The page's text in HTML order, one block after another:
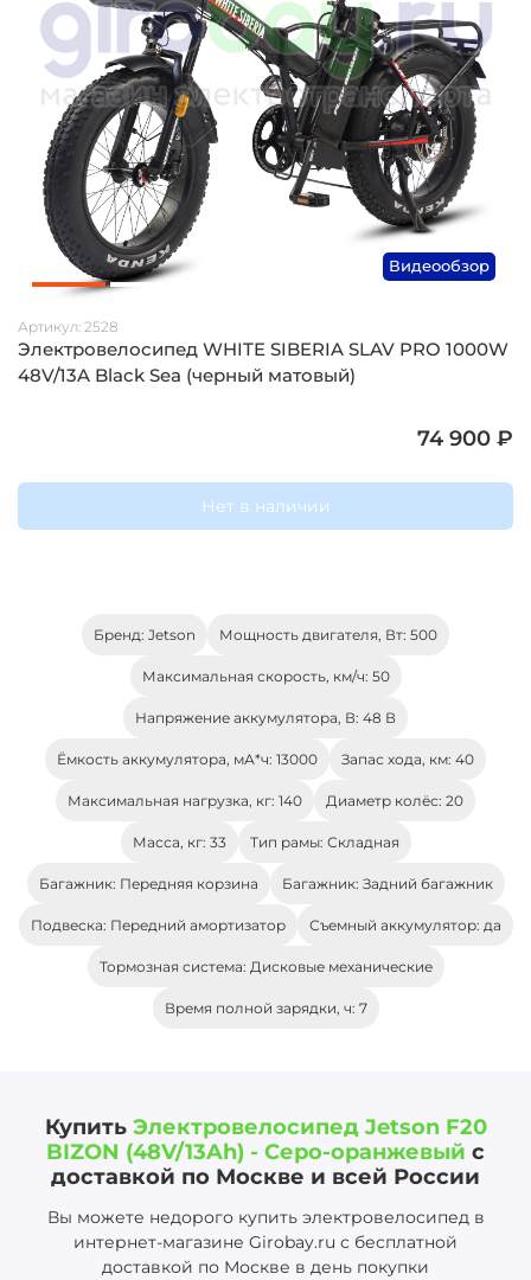
Видеообзор
Артикул: 2528
Электровелосипед WHITE SIBERIA SLAV PRO 1000W
48V/13A Black Sea (черный матовый)
74 900 ₽
Нет в наличии
Бренд: Jetson Мощность двигателя, Вт: 500
Максимальная скорость, км/ч: 50
Напряжение аккумулятора, В: 48 В
Ёмкость аккумулятора, мА*ч: 13000 Запас хода, км: 40
Максимальная нагрузка, кг: 140 Диаметр колёс: 20
Масса, кг: 33 Тип рамы: Складная
Багажник: Передняя корзина Багажник: Задний багажник
Подвеска: Передний амортизатор Съемный аккумулятор: да
Тормозная система: Дисковые механические
Время полной зарядки, ч: 7
Купить Электровелосипед Jetson F20
BIZON (48V/13Ah) - Серо-оранжевый с
доставкой по Москве и всей России
Вы можете недорого купить электровелосипед в
интернет-магазине Girobay.ru с бесплатной
доставкой по Москве в день покупки